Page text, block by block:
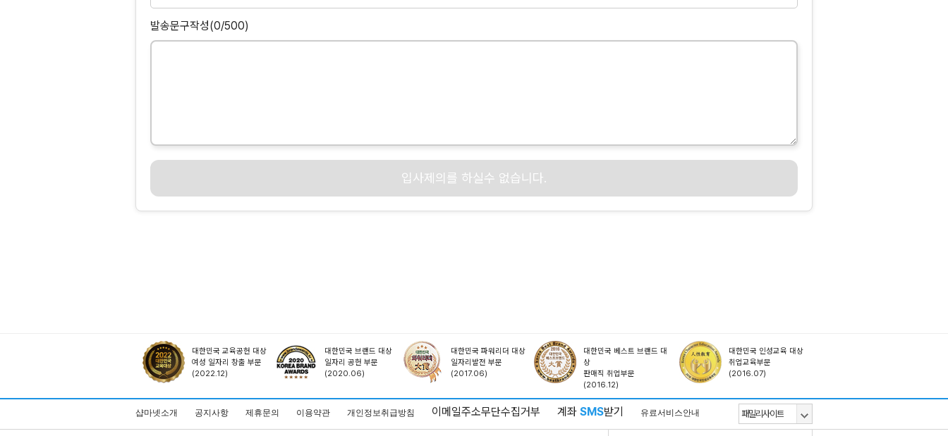
발송문구작성(0/500)
입사제의를 하실수 없습니다.
대한민국 교육공헌 대상
여성 일자리 창출 부문
(2022.12)
대한민국 브랜드 대상
일자리 공헌 부문
(2020.06)
대한민국 파워리더 대상
일자리발전 부문
(2017.06)
대한민국 베스트 브랜드 대
상
판매직 취업부문
(2016.12)
대한민국 인성교육 대상
취업교육부문
(2016.07)
샵마넷소개 공지사항 제휴문의 이용약관 개인정보취급방침 이메일주소무단수집거부 계좌 SMS받기 유료서비스안내